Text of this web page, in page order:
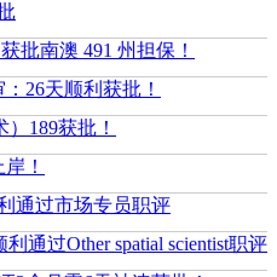
批南澳 491 州担保！
26天顺利获批！
）189获批！
！
通过市场专员职评
通过Other spatial scientist职评